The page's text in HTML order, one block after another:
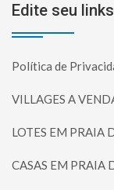
Edite seu links
Política de
VILLAGES A
LOTES EM PRAIA
CASAS EM PRAIA